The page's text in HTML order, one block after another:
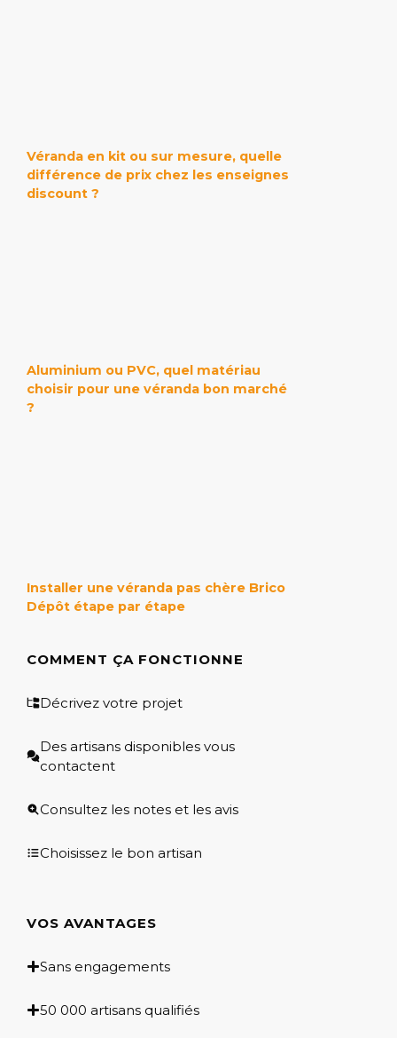
Véranda en kit ou sur mesure, quelle
différence de prix chez les enseignes
discount ?
Aluminium ou PVC, quel matériau
choisir pour une véranda bon marché
?
Installer une véranda pas chère Brico
Dépôt étape par étape
COMMENT ÇA FONCTIONNE
Décrivez votre projet
Des artisans disponibles vous
contactent
Consultez les notes et les avis
Choisissez le bon artisan
VOS AVANTAGES
Sans engagements
50 000 artisans qualifiés